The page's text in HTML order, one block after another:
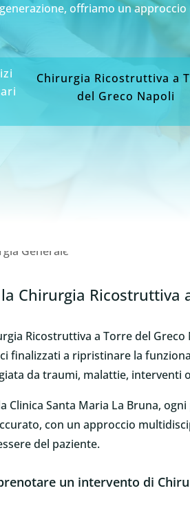
offriamo un
Chirurgia Ricostruttiva a
del Greco Napoli
la Chirurgia
Ricostruttiva a Torre del
finalizzati a ripristinare la
da traumi, malattie, interventi
Clinica Santa Maria La Bruna,
con un approccio
del paziente.
un intervento di